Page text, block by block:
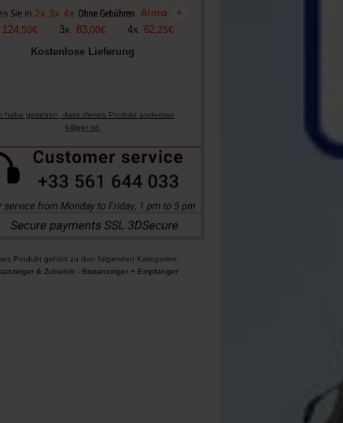
+
124, 50€ 3x 83, 00€ 4x 62 25€
Kostenlose Lieferung
habe gesehen, dass dieses Produkt anderswo
billiger ist.
Produkt gehört zu den folgenden Kategorien:
& Zubehör - Bissanzeiger + Empfänger